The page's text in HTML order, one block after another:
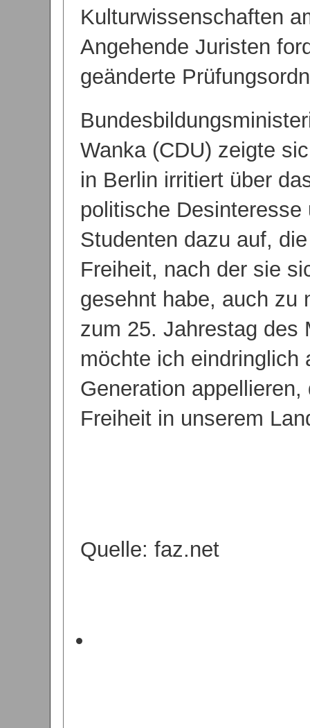
Kulturwissenschaften
Angehende Juristen
geänderte
Wanka (CDU) zeigte
in Berlin irritiert über
politische Desinteresse
Studenten dazu auf,
Freiheit, nach der sie
gesehnt habe, auch zu
zum 25. Jahrestag des
möchte ich eindringlich
Generation
Freiheit in unserem
Quelle: faz.net